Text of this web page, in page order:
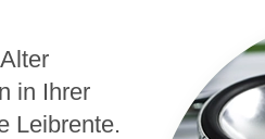
in Ihrer
Leibrente.